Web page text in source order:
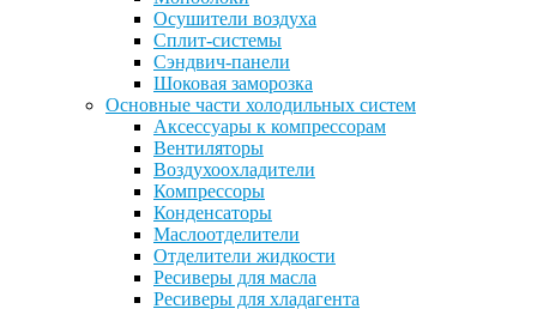
Осушители воздуха
Сплит-системы
Сэндвич-панели
Шоковая заморозка
Основные части холодильных систем
Аксессуары к компрессорам
Вентиляторы
Воздухоохладители
Компрессоры
Конденсаторы
Маслоотделители
Отделители жидкости
Ресиверы для масла
Ресиверы для хладагента